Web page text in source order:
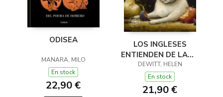
ODISEA
MANARA, MILO
En stock
22,90 €
LOS INGLESES
ENTIENDEN DE LANA
(Y OTROS TRUCOS)
DEWITT, HELEN
En stock
21,90 €